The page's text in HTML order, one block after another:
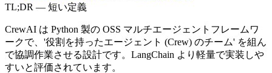
TL;DR — 短い定義
CrewAI は Python 製の OSS マルチエージェントフレームワ
ークで、'役割を持ったエージェント (Crew) のチーム' を組ん
で協調作業させる設計です。LangChain より軽量で実装しや
すいと評価されています。